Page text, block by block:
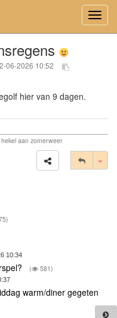
06-2026 10:52
hier van 9 dagen.
aan zomerweer
10:34
( 581)
warm/diner gegeten